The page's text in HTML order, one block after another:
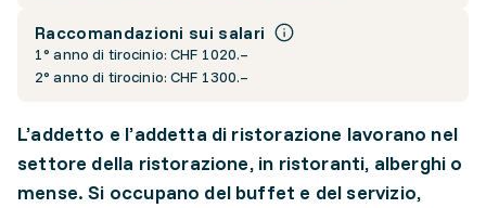
Raccomandazioni sui salari
1° anno di tirocinio: CHF 1020.–
2° anno di tirocinio: CHF 1300.–
L’addetto e l’addetta di ristorazione lavorano nel
settore della ristorazione, in ristoranti, alberghi o
mense. Si occupano del buffet e del servizio,